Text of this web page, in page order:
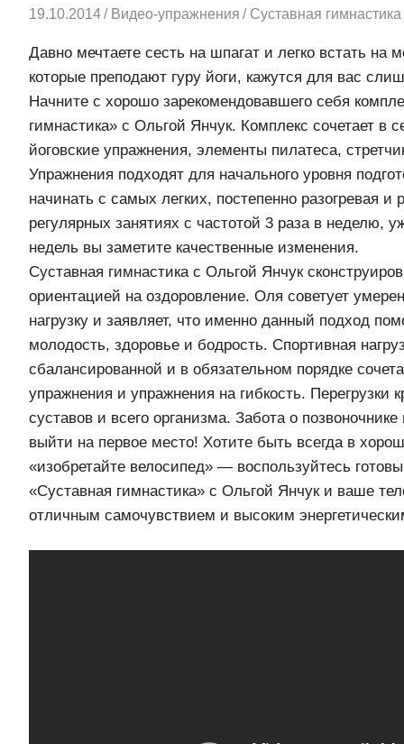
19.10.2014 Видео-упражнения Суставная гимнастика
Давно мечтаете сесть на шпагат и легко встать на
которые преподают гуру йоги, кажутся для вас
Начните с хорошо зарекомендовавшего себя
гимнастика» с Ольгой Янчук. Комплекс сочетает в
йоговские упражнения, элементы пилатеса,
Упражнения подходят для начального уровня
начинать с самых легких, постепенно разогревая
регулярных занятиях с частотой 3 раза в неделю,
недель вы заметите качественные изменения.
Суставная гимнастика с Ольгой Янчук
ориентацией на оздоровление. Оля советует
нагрузку и заявляет, что именно данный подход
молодость, здоровье и бодрость. Спортивная
сбалансированной и в обязательном порядке
упражнения и упражнения на гибкость. Перегрузки
суставов и всего организма. Забота о
выйти на первое место! Хотите быть всегда в
«изобретайте велосипед» — воспользуйтесь
«Суставная гимнастика» с Ольгой Янчук и ваше
отличным самочувствием и высоким